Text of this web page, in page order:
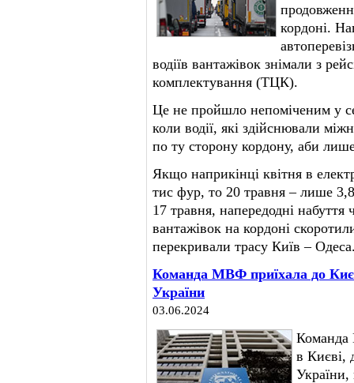
кордоні.
водіїв вантажівок знімали з
комплектування (ТЦК).
Це не пройшло непоміченим у
коли водії, які здійснювали
по ту сторону кордону, аби
Якщо наприкінці квітня в
тис фур, то 20 травня – лише
17 травня, напередодні набуття
вантажівок на кордоні
перекривали трасу Київ –
Команда МВФ приїхала до
України
03.06.2024
Команда
в Києві,